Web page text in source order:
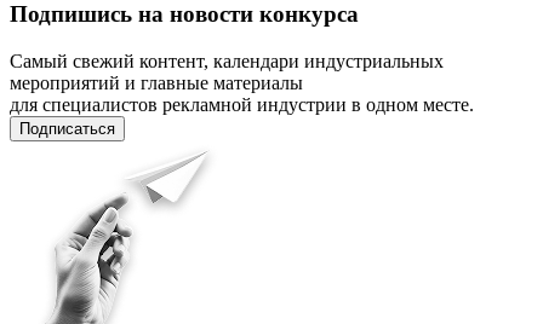
Подпишись на новости конкурса
Самый свежий контент, календари индустриальных
мероприятий и главные материалы
для специалистов рекламной индустрии в одном месте.
Подписаться